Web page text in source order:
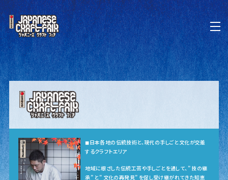
◼︎日本各地の伝統技術と、現代の手しごと文化が交差
するクラフトエリア
地域に根ざした伝統工芸や手しごとを通して、” 技の継
承” と” 文化の再発見” を促し受け継がれてきた知恵